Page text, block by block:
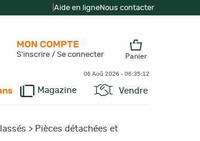
Aide en ligneNous contacter
Magazine Vendre
MON COMPTE
S'inscrire / Se connecter Panier
06 Aoû 2026 - 06:35:13
> Pièces détachées et